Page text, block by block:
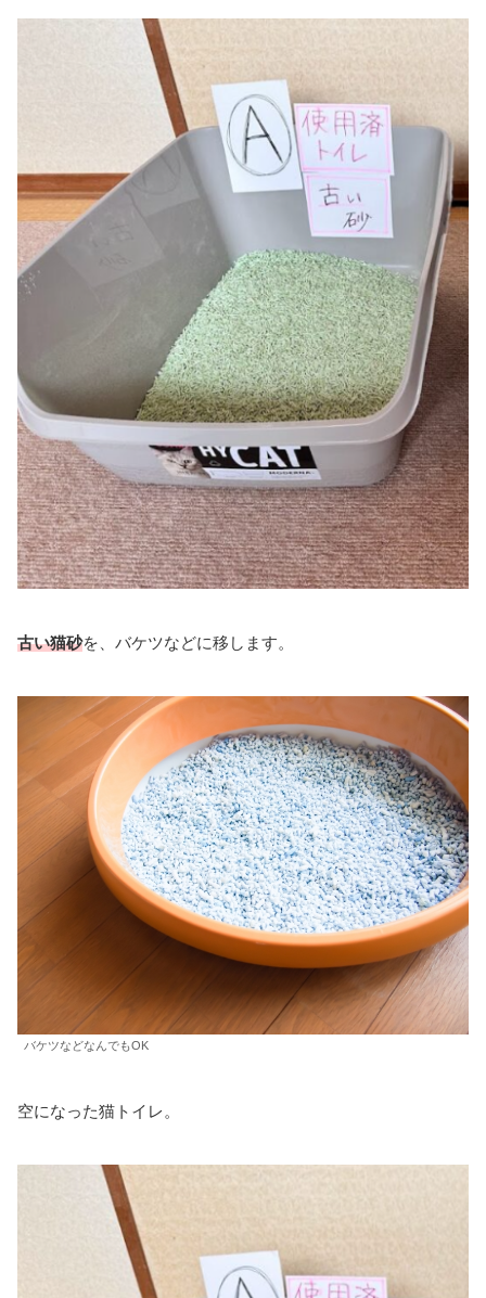
古い猫砂を、バケツなどに移します。
バケツなどなんでもOK
空になった猫トイレ。